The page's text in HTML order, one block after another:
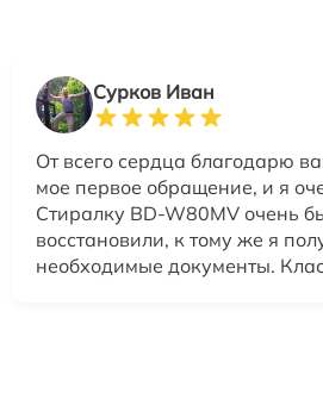
Сурков Иван
От всего сердца благодарю
мое первое обращение, и я
Стиралку BD-W80MV очень
восстановили, к тому же я
необходимые документы.